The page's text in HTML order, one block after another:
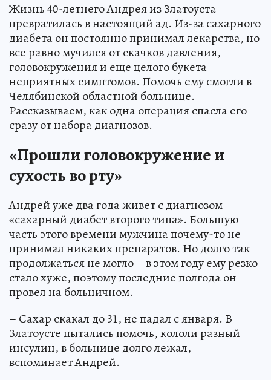
Жизнь 40-летнего Андрея из Златоуста
превратилась в настоящий ад. Из-за сахарного
диабета он постоянно принимал лекарства, но
все равно мучился от скачков давления,
головокружения и еще целого букета
неприятных симптомов. Помочь ему смогли в
Челябинской областной больнице.
Рассказываем, как одна операция спасла его
сразу от набора диагнозов.
«Прошли головокружение и
сухость во рту»
Андрей уже два года живет с диагнозом
«сахарный диабет второго типа». Большую
часть этого времени мужчина почему-то не
принимал никаких препаратов. Но долго так
продолжаться не могло – в этом году ему резко
стало хуже, поэтому последние полгода он
провел на больничном.
– Сахар скакал до 31, не падал с января. В
Златоусте пытались помочь, кололи разный
инсулин, в больнице долго лежал, –
вспоминает Андрей.